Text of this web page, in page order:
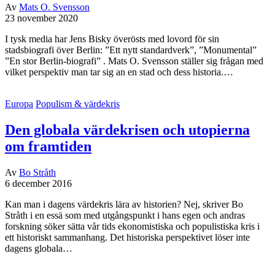
Av Mats O. Svensson
23 november 2020
I tysk media har Jens Bisky överösts med lovord för sin
stadsbiografi över Berlin: ”Ett nytt standardverk”, ”Monumental”
”En stor Berlin-biografi” . Mats O. Svensson ställer sig frågan med
vilket perspektiv man tar sig an en stad och dess historia.…
Europa Populism & värdekris
Den globala värdekrisen och utopierna
om framtiden
Av Bo Stråth
6 december 2016
Kan man i dagens värdekris lära av historien? Nej, skriver Bo
Stråth i en essä som med utgångspunkt i hans egen och andras
forskning söker sätta vår tids ekonomistiska och populistiska kris i
ett historiskt sammanhang. Det historiska perspektivet löser inte
dagens globala…